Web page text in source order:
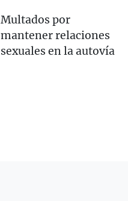
Multados por
mantener relaciones
sexuales en la autovía